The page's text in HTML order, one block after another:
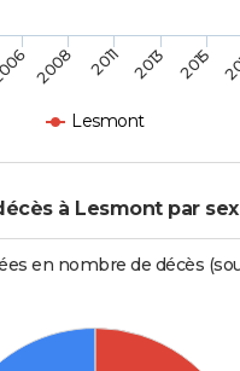
Lesmont
2008 2011 2013 2015
à Lesmont par
en nombre de décès